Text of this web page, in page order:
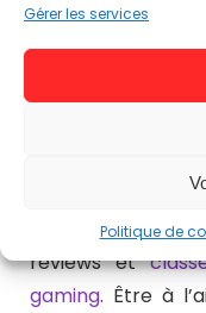
Gérer les services
Politique de
Travail et
pourrais passer
maintenant, que
gaming en
reviews et
gaming. Être à